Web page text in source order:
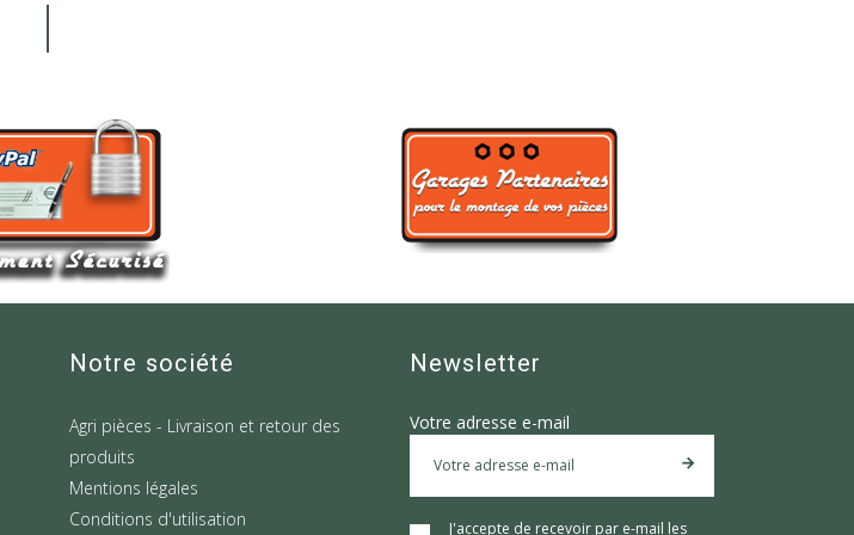
Notre société
Agri pièces - Livraison et retour des
produits
Mentions légales
Conditions d'utilisation
Newsletter
Votre adresse e-mail
J'accepte de recevoir par e-mail les